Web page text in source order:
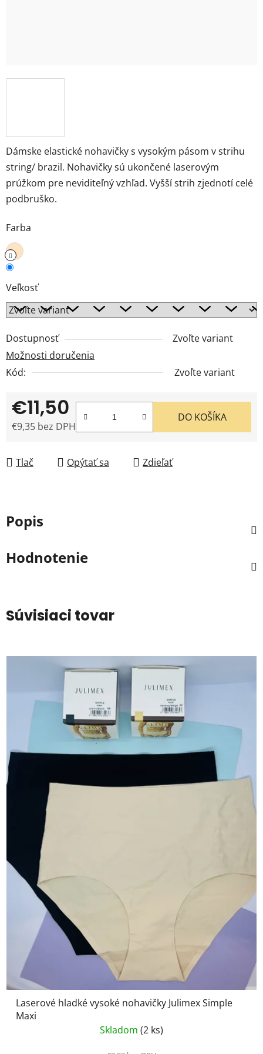
Dámske elastické nohavičky s vysokým pásom v strihu
string/ brazil. Nohavičky sú ukončené laserovým
prúžkom pre neviditeľný vzhľad. Vyšší strih zjednotí celé
podbruško.
Farba
Veľkosť
Dostupnosť
Zvoľte variant
Možnosti doručenia
Kód:
Zvoľte variant
€11,50
€9,35 bez DPH
DO KOŠÍKA
Tlač Opýtať sa Zdieľať
Popis
Hodnotenie
Súvisiaci tovar
Laserové hladké vysoké nohavičky Julimex Simple
Maxi
Skladom (2 ks)